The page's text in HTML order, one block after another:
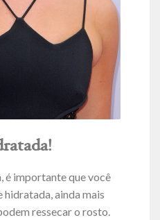
é importante que você
hidratada, ainda mais
ressecar o rosto.